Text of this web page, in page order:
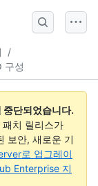
/
구성
단되었습니다.
치 릴리스가
보안, 새로운 기
로 업그레이
Enterprise 지